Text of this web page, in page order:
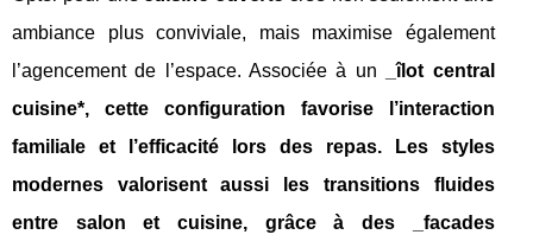
ambiance plus conviviale, mais maximise également
l’agencement de l’espace. Associée à un
_îlot central
cuisine*, cette configuration favorise l’interaction
familiale et l’efficacité lors des repas. Les styles
modernes valorisent aussi les transitions fluides
entre salon et cuisine, grâce à des _facades